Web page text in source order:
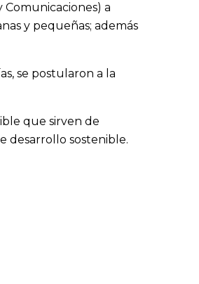
a
y pequeñas; además
se postularon a la
que sirven de
desarrollo sostenible.